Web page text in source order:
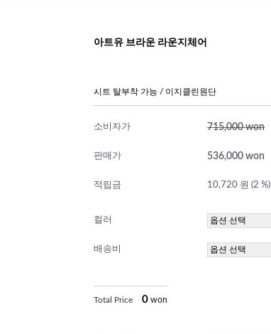
아트유 브라운 라운지체어
시트 탈부착 가능 / 이지클린원단
소비자가 715,000 won
판매가 536,000 won
적립금 10,720 원 (2 %)
컬러
배송비
Total Price 0 won